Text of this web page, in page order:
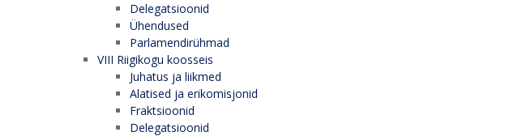
Delegatsioonid
Ühendused
Parlamendirühmad
VIII Riigikogu koosseis
Juhatus ja liikmed
Alatised ja erikomisjonid
Fraktsioonid
Delegatsioonid